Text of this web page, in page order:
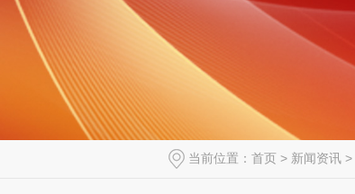
当前位置： 首页 > 新闻资讯 >